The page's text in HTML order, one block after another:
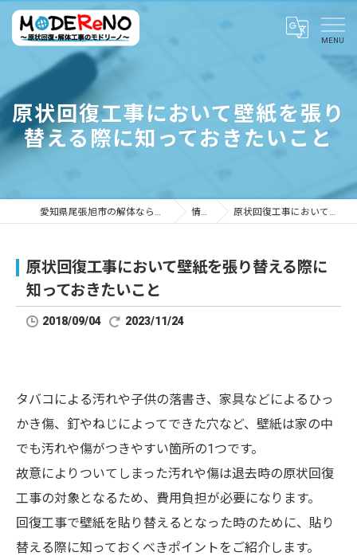
原状回復工事において壁紙を張り
替える際に知っておきたいこと
愛知県尾張旭市の解体ならMODEReNO ～原状回復・解体工事のモドリーノ～ 情報ブログ 原状回復工事において壁紙を張り替える際に知っておきたいこと
原状回復工事において壁紙を張り替える際に
知っておきたいこと
2018/09/04 2023/11/24
タバコによる汚れや子供の落書き、家具などによるひっ
かき傷、釘やねじによってできた穴など、壁紙は家の中
でも汚れや傷がつきやすい箇所の1つです。
故意によりついてしまった汚れや傷は退去時の原状回復
工事の対象となるため、費用負担が必要になります。
回復工事で壁紙を貼り替えるとなった時のために、貼り
替える際に知っておくべきポイントをご紹介します。